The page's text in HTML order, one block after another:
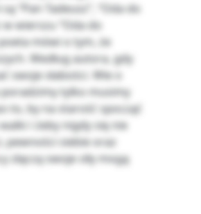
“Pan Tadeusz”, “Oda do
wierszu “Oda do
mówi o tym, że
Według autora, gdy
swoje słabości. Wie o
poradzimy tylko musimy
to, by na starość spocząć
i żeby nigdy się nie
pewności siebie oraz
złączą swoje siły mogą